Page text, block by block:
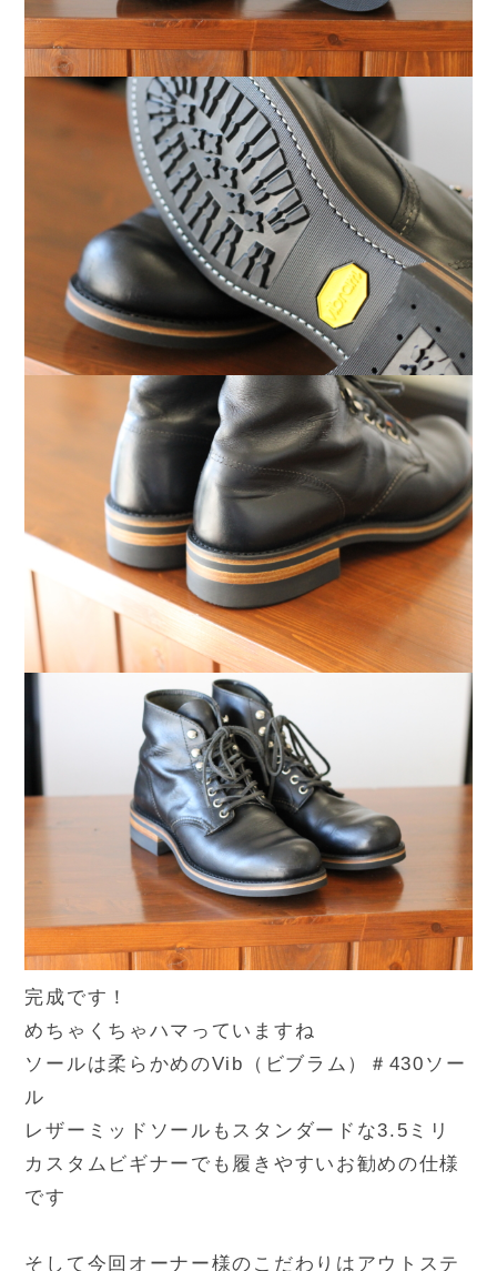
完成です！
めちゃくちゃハマっていますね
ソールは柔らかめのVib（ビブラム）＃430ソー
ル
レザーミッドソールもスタンダードな3.5ミリ
カスタムビギナーでも履きやすいお勧めの仕様
です
そして今回オーナー様のこだわりはアウトステ